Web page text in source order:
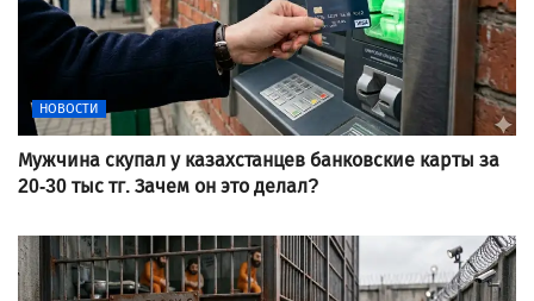
НОВОСТИ
Мужчина скупал у казахстанцев банковские карты за
20-30 тыс тг. Зачем он это делал?